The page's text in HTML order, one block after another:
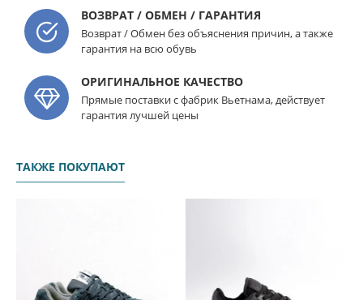
ВОЗВРАТ / ОБМЕН / ГАРАНТИЯ
Возврат / Обмен без объяснения причин, а также
гарантия на всю обувь
ОРИГИНАЛЬНОЕ КАЧЕСТВО
Прямые поставки с фабрик Вьетнама, действует
гарантия лучшей цены
ТАКЖЕ ПОКУПАЮТ